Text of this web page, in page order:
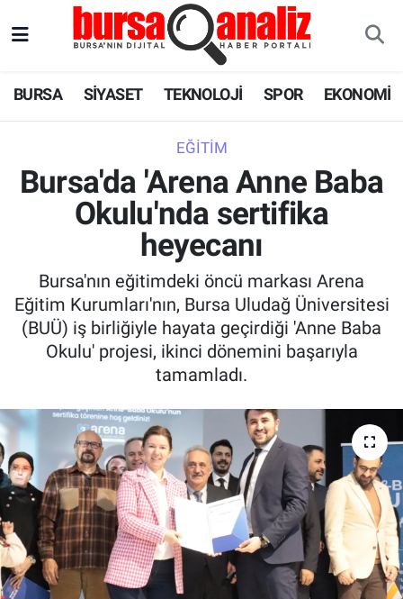
BURSA SİYASET TEKNOLOJİ SPOR EKONOMİ
EĞITIM
Bursa'da 'Arena Anne Baba
Okulu'nda sertifika
heyecanı
Bursa'nın eğitimdeki öncü markası Arena
Eğitim Kurumları'nın, Bursa Uludağ Üniversitesi
(BUÜ) iş birliğiyle hayata geçirdiği 'Anne Baba
Okulu' projesi, ikinci dönemini başarıyla
tamamladı.
SPOR
SAĞLIK
ASTROLOJİ
Süper Lig Puan Durumu ve Fikstür
Tüm Manşetler
Son Dakika Haberleri
Haber Arşivi